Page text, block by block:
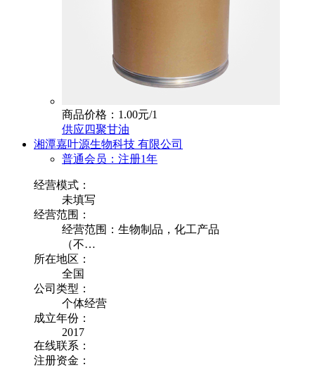
商品价格：1.00元/1
供应四聚甘油
湘潭嘉叶源生物科技 有限公司
普通会员：注册1年
经营模式：
未填写
经营范围：
经营范围：生物制品，化工产品
（不…
所在地区：
全国
公司类型：
个体经营
成立年份：
2017
在线联系：
注册资金：